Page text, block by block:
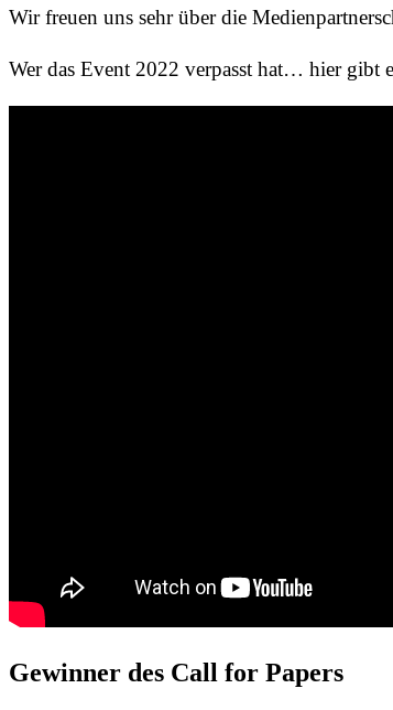
Wir freuen uns sehr über die
Wer das Event 2022 verpasst hat… hier gibt
Gewinner des Call for Papers